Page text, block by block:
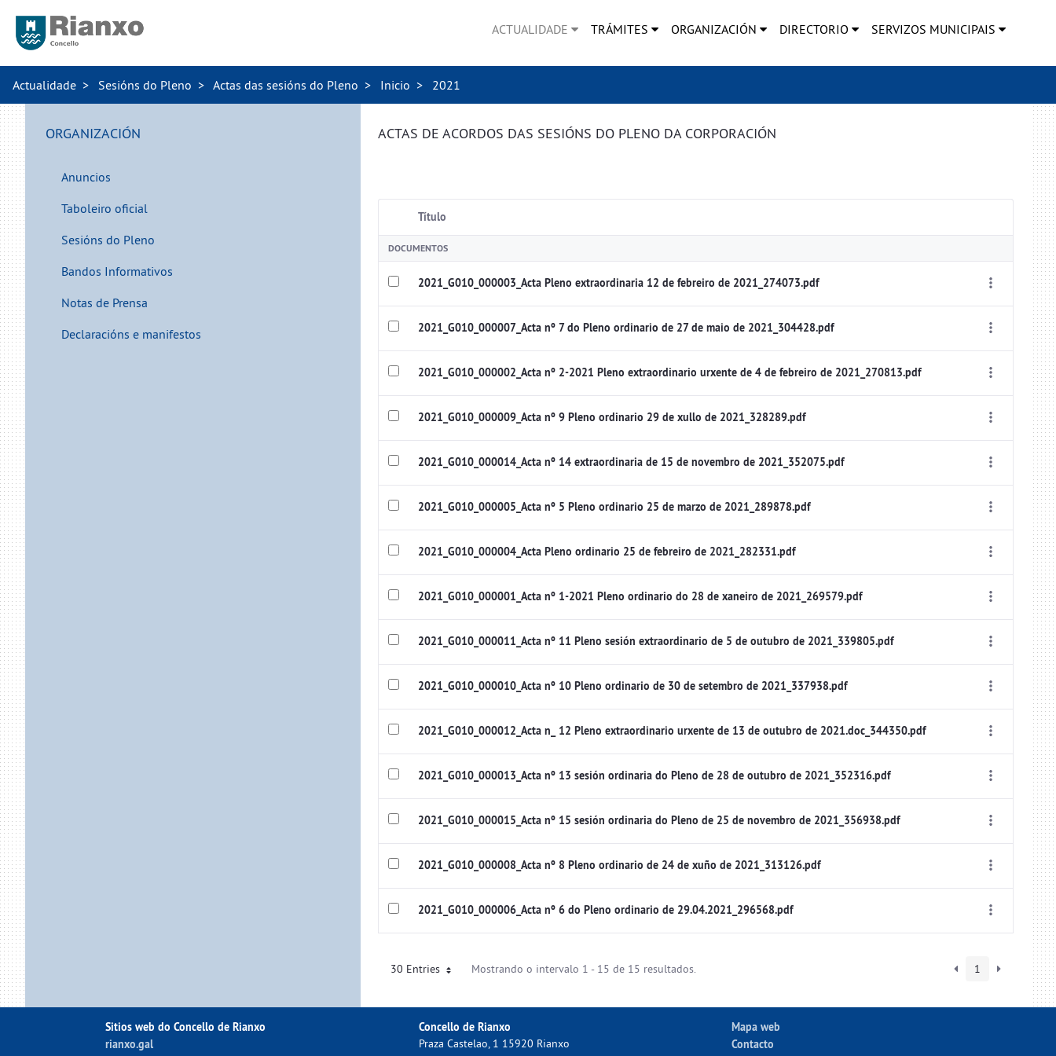
ACTUALIDADE TRÁMITES ORGANIZACIÓN DIRECTORIO SERVIZOS MUNICIPAIS
Actualidade Sesións do Pleno Actas das sesións do Pleno Inicio 2021
ORGANIZACIÓN
Anuncios
Taboleiro oficial
Sesións do Pleno
Bandos Informativos
Notas de Prensa
Declaracións e manifestos
ACTAS DE ACORDOS DAS SESIÓNS DO PLENO DA CORPORACIÓN
Título
DOCUMENTOS
2021_G010_000003_Acta Pleno extraordinaria 12 de febreiro de 2021_274073.pdf
2021_G010_000007_Acta nº 7 do Pleno ordinario de 27 de maio de 2021_304428.pdf
2021_G010_000002_Acta nº 2-2021 Pleno extraordinario urxente de 4 de febreiro de 2021_270813.pdf
2021_G010_000009_Acta nº 9 Pleno ordinario 29 de xullo de 2021_328289.pdf
2021_G010_000014_Acta nº 14 extraordinaria de 15 de novembro de 2021_352075.pdf
2021_G010_000005_Acta nº 5 Pleno ordinario 25 de marzo de 2021_289878.pdf
2021_G010_000004_Acta Pleno ordinario 25 de febreiro de 2021_282331.pdf
2021_G010_000001_Acta nº 1-2021 Pleno ordinario do 28 de xaneiro de 2021_269579.pdf
2021_G010_000011_Acta nº 11 Pleno sesión extraordinario de 5 de outubro de 2021_339805.pdf
2021_G010_000010_Acta nº 10 Pleno ordinario de 30 de setembro de 2021_337938.pdf
2021_G010_000012_Acta n_ 12 Pleno extraordinario urxente de 13 de outubro de 2021.doc_344350.pdf
2021_G010_000013_Acta nº 13 sesión ordinaria do Pleno de 28 de outubro de 2021_352316.pdf
2021_G010_000015_Acta nº 15 sesión ordinaria do Pleno de 25 de novembro de 2021_356938.pdf
2021_G010_000008_Acta nº 8 Pleno ordinario de 24 de xuño de 2021_313126.pdf
2021_G010_000006_Acta nº 6 do Pleno ordinario de 29.04.2021_296568.pdf
30 Entries Mostrando o intervalo 1 - 15 de 15 resultados. 1
Sitios web do Concello de Rianxo
rianxo.gal
Concello de Rianxo
Praza Castelao, 1 15920 Rianxo
Mapa web
Contacto